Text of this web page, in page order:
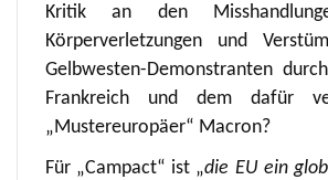
Kritik an den
Körperverletzungen und
Gelbwesten-Demonstranten
Frankreich und dem dafür
„Mustereuropäer“ Macron?
Für „Campact“ ist „die EU ein